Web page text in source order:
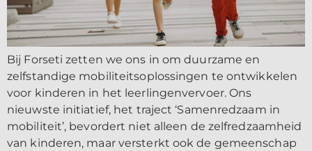
Bij Forseti zetten we ons in om duurzame en
zelfstandige mobiliteitsoplossingen te ontwikkelen
voor kinderen in het leerlingenvervoer. Ons
nieuwste initiatief, het traject ‘Samenredzaam in
mobiliteit’, bevordert niet alleen de zelfredzaamheid
van kinderen, maar versterkt ook de gemeenschap